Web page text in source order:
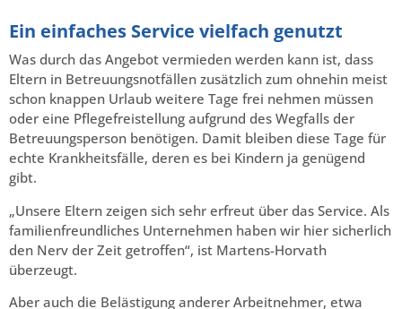
Ein einfaches Service vielfach genutzt
Was durch das Angebot vermieden werden kann ist, dass
Eltern in Betreuungsnotfällen zusätzlich zum ohnehin meist
schon knappen Urlaub weitere Tage frei nehmen müssen
oder eine Pflegefreistellung aufgrund des Wegfalls der
Betreuungsperson benötigen. Damit bleiben diese Tage für
echte Krankheitsfälle, deren es bei Kindern ja genügend
gibt.
„Unsere Eltern zeigen sich sehr erfreut über das Service. Als
familienfreundliches Unternehmen haben wir hier sicherlich
den Nerv der Zeit getroffen“, ist Martens-Horvath
überzeugt.
Aber auch die Belästigung anderer Arbeitnehmer, etwa